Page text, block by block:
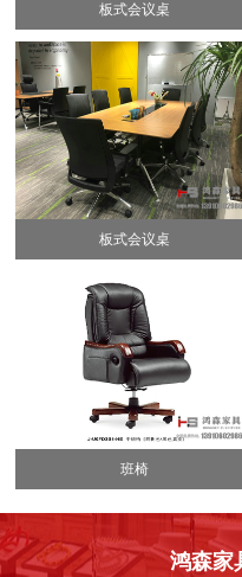
板式会议桌
板式会议桌
班椅
鸿森家